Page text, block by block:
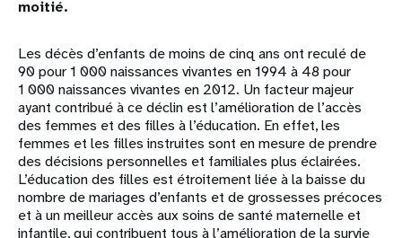
moitié.
Les décès d’enfants de moins de cinq ans ont reculé de
90 pour 1 000 naissances vivantes en 1994 à 48 pour
1 000 naissances vivantes en 2012. Un facteur majeur
ayant contribué à ce déclin est l’amélioration de l’accès
des femmes et des filles à l’éducation. En effet, les
femmes et les filles instruites sont en mesure de prendre
des décisions personnelles et familiales plus éclairées.
L’éducation des filles est étroitement liée à la baisse du
nombre de mariages d’enfants et de grossesses précoces
et à un meilleur accès aux soins de santé maternelle et
infantile, qui contribuent tous à l’amélioration de la survie